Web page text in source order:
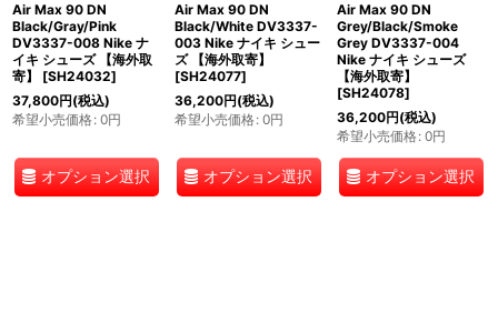
Air Max 90 DN
Black/Gray/Pink
DV3337-008 Nike ナ
イキ シューズ 【海外取
寄】
[SH24032]
37,800円(税込)
希望小売価格: 0円
オプション選択
Air Max 90 DN
Black/White DV3337-
003 Nike ナイキ シュー
ズ 【海外取寄】
[SH24077]
36,200円(税込)
希望小売価格: 0円
オプション選択
Air Max 90 DN
Grey/Black/Smoke
Grey DV3337-004
Nike ナイキ シューズ
【海外取寄】
[SH24078]
36,200円(税込)
希望小売価格: 0円
オプション選択